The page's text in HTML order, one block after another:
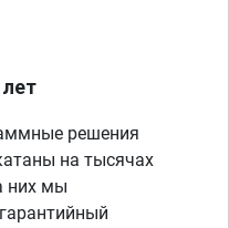
решения
на тысячах
них мы